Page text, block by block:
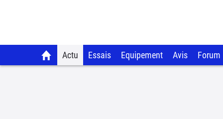
Actu Essais Equipement Avis Forum